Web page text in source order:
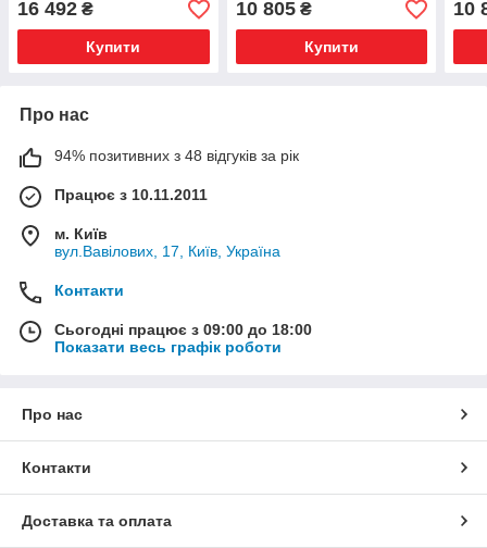
ORI481238120
16 492 ₴
Купити
ORI481224120
10 805₴
Купити
10
Про нас
94% позитивних з 48 відгуків за рік
Працює з 10.11.2011
м. Київ
вул.Вавілових, 17, Київ, Україна
Контакти
Сьогодні працює з 09:00 до 18:00
Показати весь графік роботи
Про нас
Контакти
Доставка та оплата